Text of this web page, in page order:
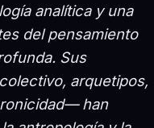
analítica y una
del pensamiento
Sus
arquetipos,
han